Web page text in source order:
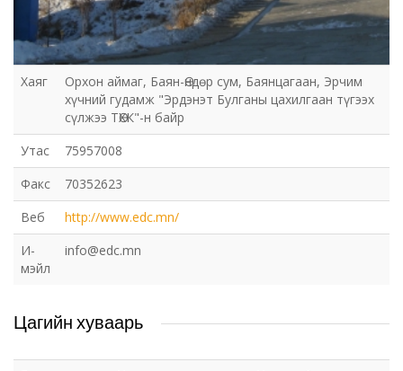
Хаяг
Орхон аймаг, Баян-Өндөр сум, Баянцагаан, Эрчим
хүчний гудамж "Эрдэнэт Булганы цахилгаан түгээх
сүлжээ ТӨХК"-н байр
Утас
75957008
Факс
70352623
Веб
http://www.edc.mn/
И-
мэйл
info@edc.mn
Цагийн хуваарь